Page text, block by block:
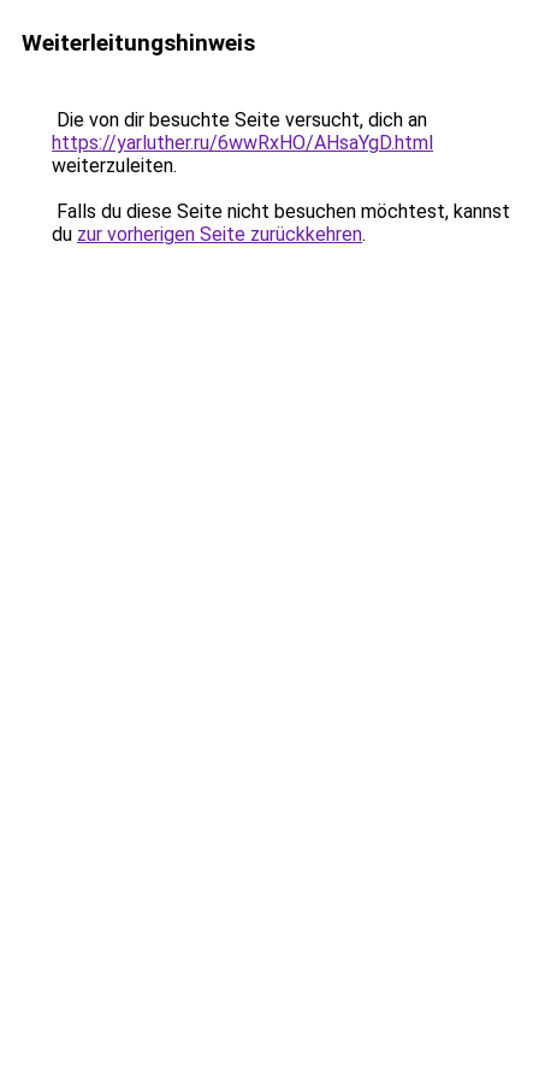
Weiterleitungshinweis
Die von dir besuchte Seite versucht, dich an
https://yarluther.ru/6wwRxHO/AHsaYgD.html
weiterzuleiten.
Falls du diese Seite nicht besuchen möchtest, kannst
du zur vorherigen Seite zurückkehren.